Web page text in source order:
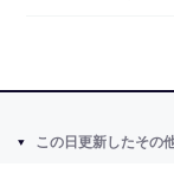
この日更新したその